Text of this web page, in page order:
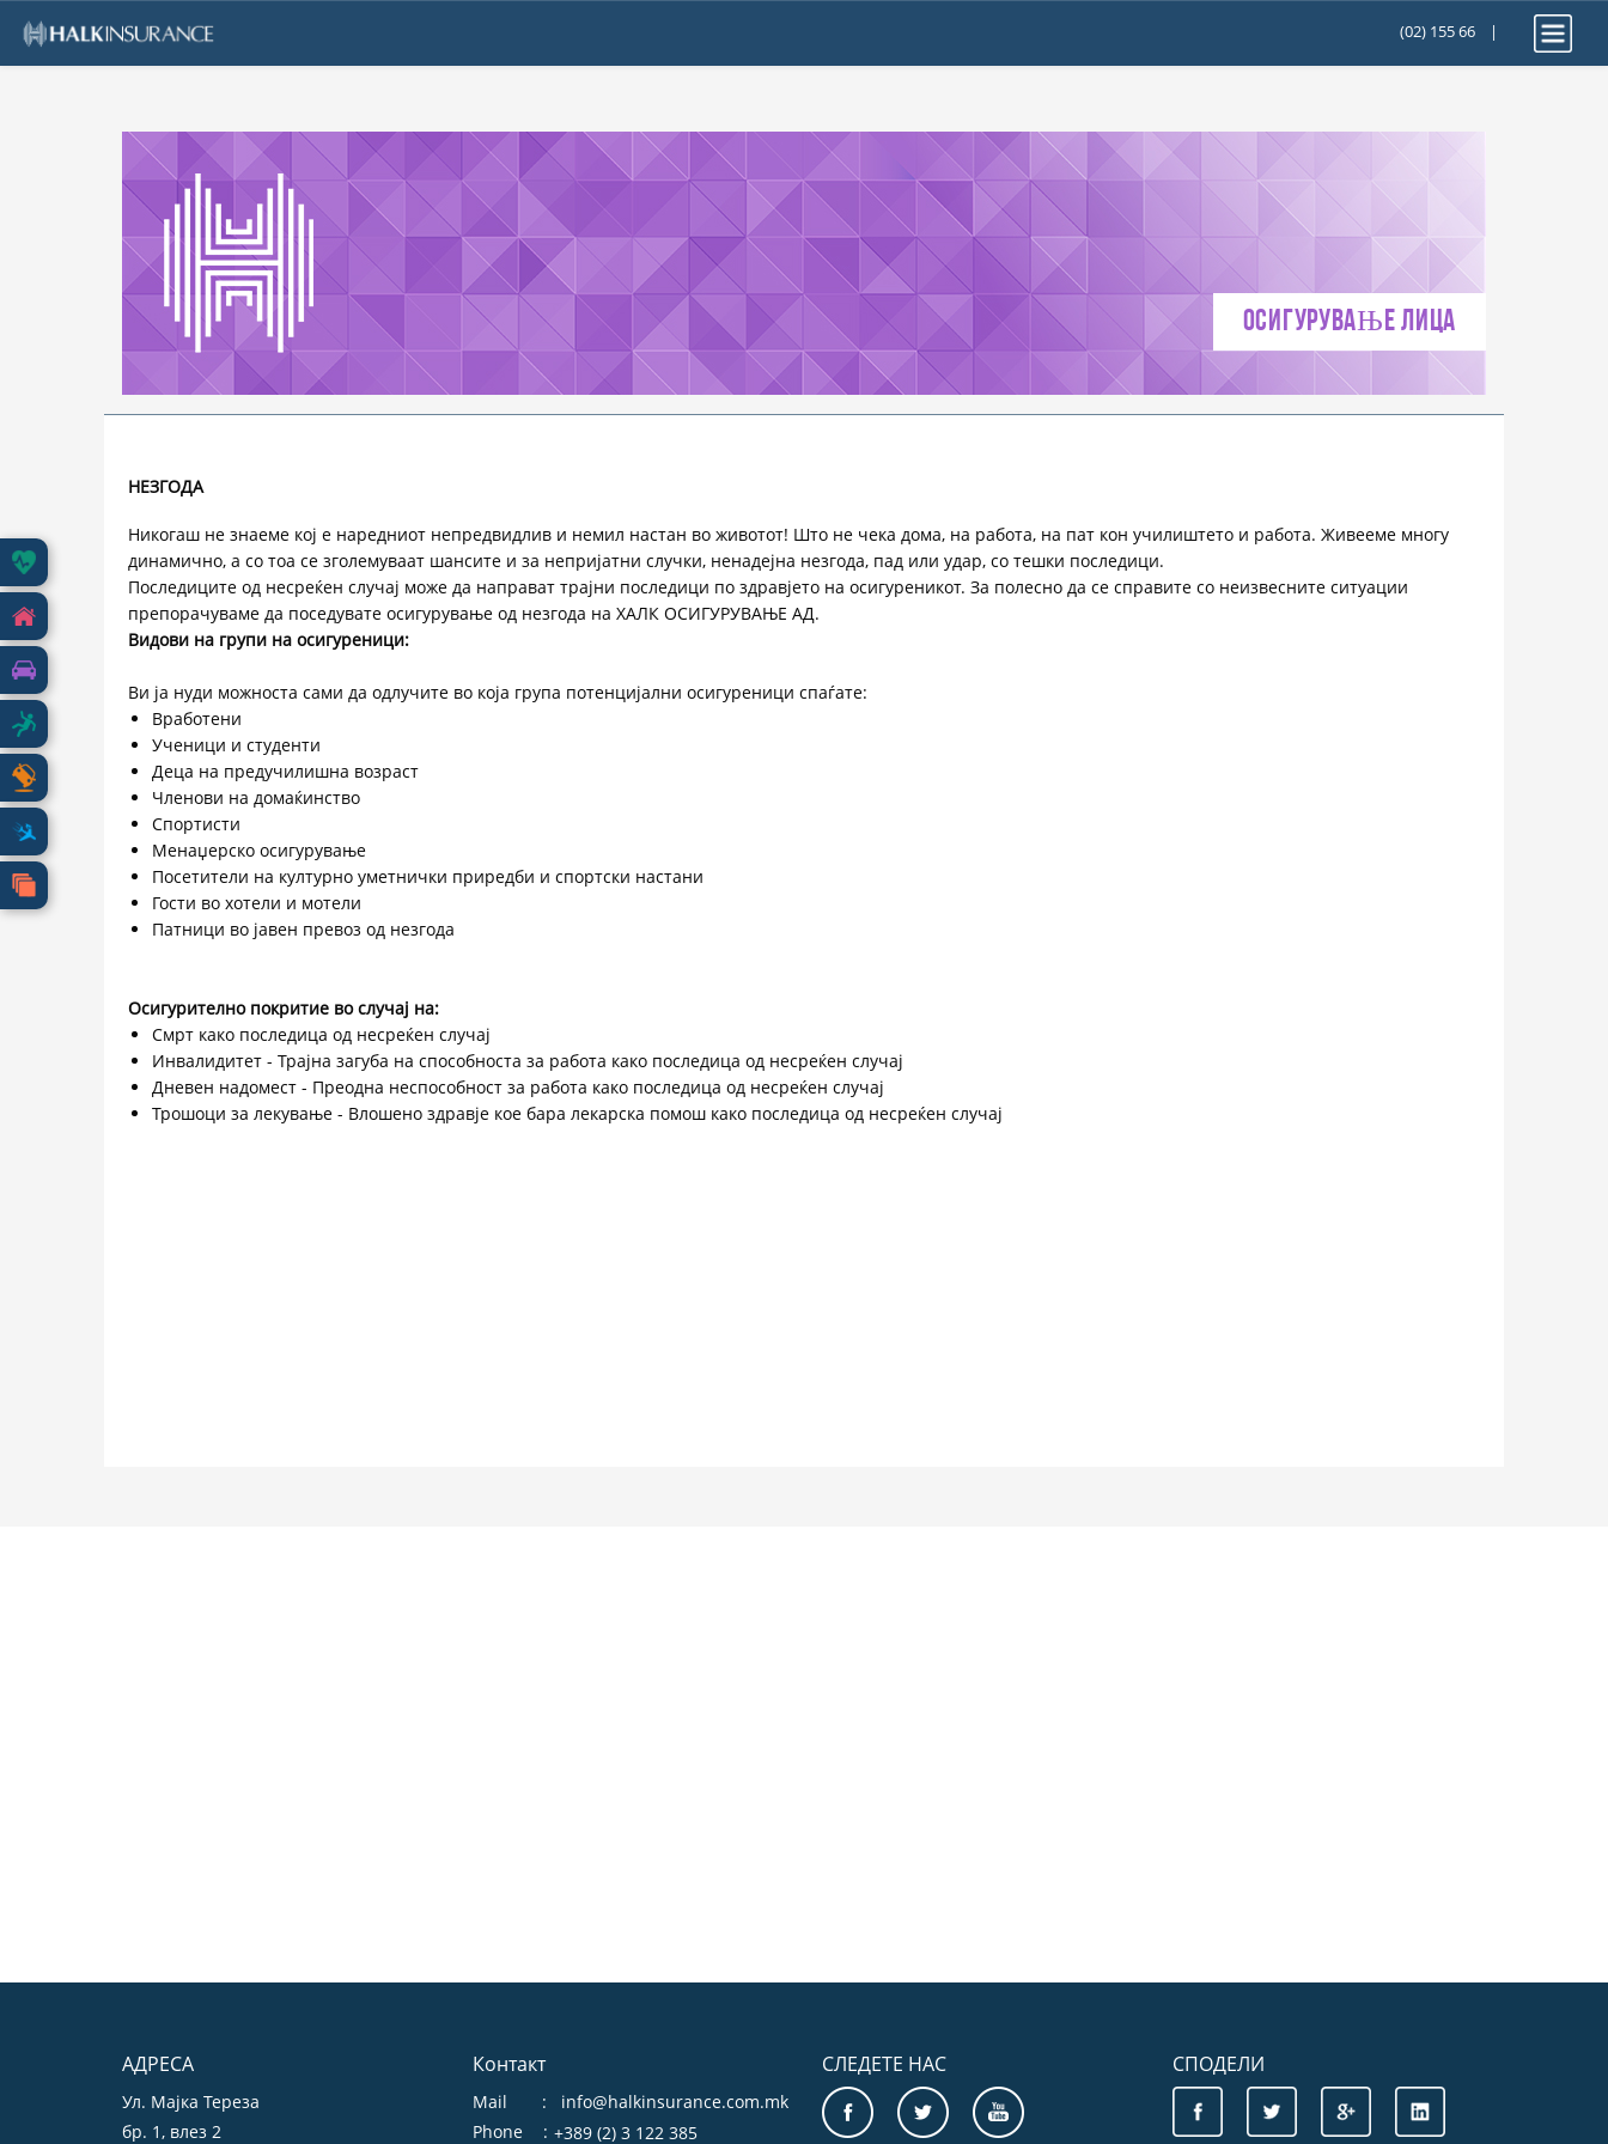
ИНФОРМАЦИИ
ФИЛИЈАЛИ
ШТЕТИ
Е-
ПОЛИСА
КОНТАКТ
(02) 155 66 |
ОСИГУРУВАЊЕ ЛИЦА
НЕЗГОДА
Никогаш не знаеме кој е наредниот непредвидлив и немил настан во животот! Што не чека дома, на работа, на пат кон училиштетo и работа. Живееме многу
динамично, а со тоа се зголемуваат шансите и за непријатни случки, ненадејна незгода, пад или удар, со тешки последици.
Последиците од несреќен случај може да направат трајни последици по здравјето на осигуреникот. За полесно да се справите со неизвесните ситуации
препорачуваме да поседувате осигурување од незгода на ХАЛК ОСИГУРУВАЊЕ АД.
Видови на групи на осигуреници:
Ви ја нуди можноста сами да одлучите во која група потенцијални осигуреници спаѓате:
Вработени
Ученици и студенти
Деца на предучилишна возраст
Членови на домаќинство
Спортисти
Менаџерско осигурување
Посетители на културно уметнички приредби и спортски настани
Гости во хотели и мотели
Патници во јавен превоз од незгода
Осигурително покритие во случај на:
Смрт како последица од несреќен случај
Инвалидитет - Трајна загуба на способноста за работа како последица од несреќен случај
Дневен надомест - Преодна неспособност за работа како последица од несреќен случај
Трошоци за лекување - Влошено здравје кое бара лекарска помош како последица од несреќен случај
АДРЕСА
Ул. Мајка Тереза
бр. 1, влез 2
Контакт
Mail : info@halkinsurance.com.mk
Phone
: +389 (2) 3 122 385
СЛЕДЕТЕ НАС СПОДЕЛИ